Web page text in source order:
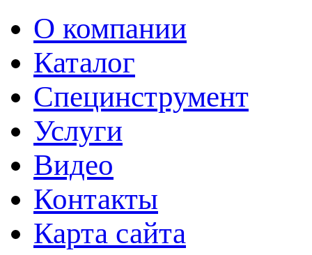
О компании
Каталог
Специнструмент
Услуги
Видео
Контакты
Карта сайта